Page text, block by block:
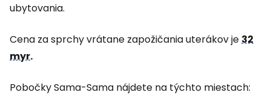
ubytovania.
Cena za sprchy vrátane zapožičania uterákov je32
myr.
Pobočky Sama-Sama nájdete na týchto miestach: